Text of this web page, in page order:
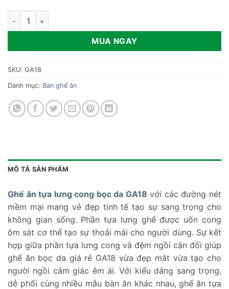
Ghế ăn tựa lưng cong bọc da GA18 số lượng
MUA NGAY
SKU: GA18
Danh mục: Bàn ghế ăn
MÔ TẢ SẢN PHẨM
Ghế ăn tựa lưng cong bọc da GA18 với các đường nét
mềm mại mang vẻ đẹp tinh tế tạo sự sang trọng cho
không gian sống. Phần tựa lưng ghế được uốn cong
ôm sát cơ thể tạo sự thoải mái cho người dùng. Sự kết
hợp giữa phần tựa lưng cong và đệm ngồi cân đối giúp
ghế ăn bọc da giá rẻ GA18 vừa đẹp mắt vừa tạo cho
người ngồi cảm giác êm ái. Với kiểu dáng sang trọng,
dễ phối cùng nhiều mẫu bàn ăn khác nhau, ghế ăn tựa